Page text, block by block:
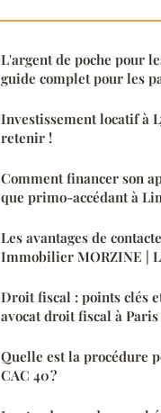
L'argent de poche pour
guide complet pour les
Investissement locatif à
retenir !
Comment financer son
que primo-accédant à
Les avantages de
Immobilier MORZINE |
Droit fiscal : points clés
avocat droit fiscal à Paris
Quelle est la procédure
CAC 40 ?